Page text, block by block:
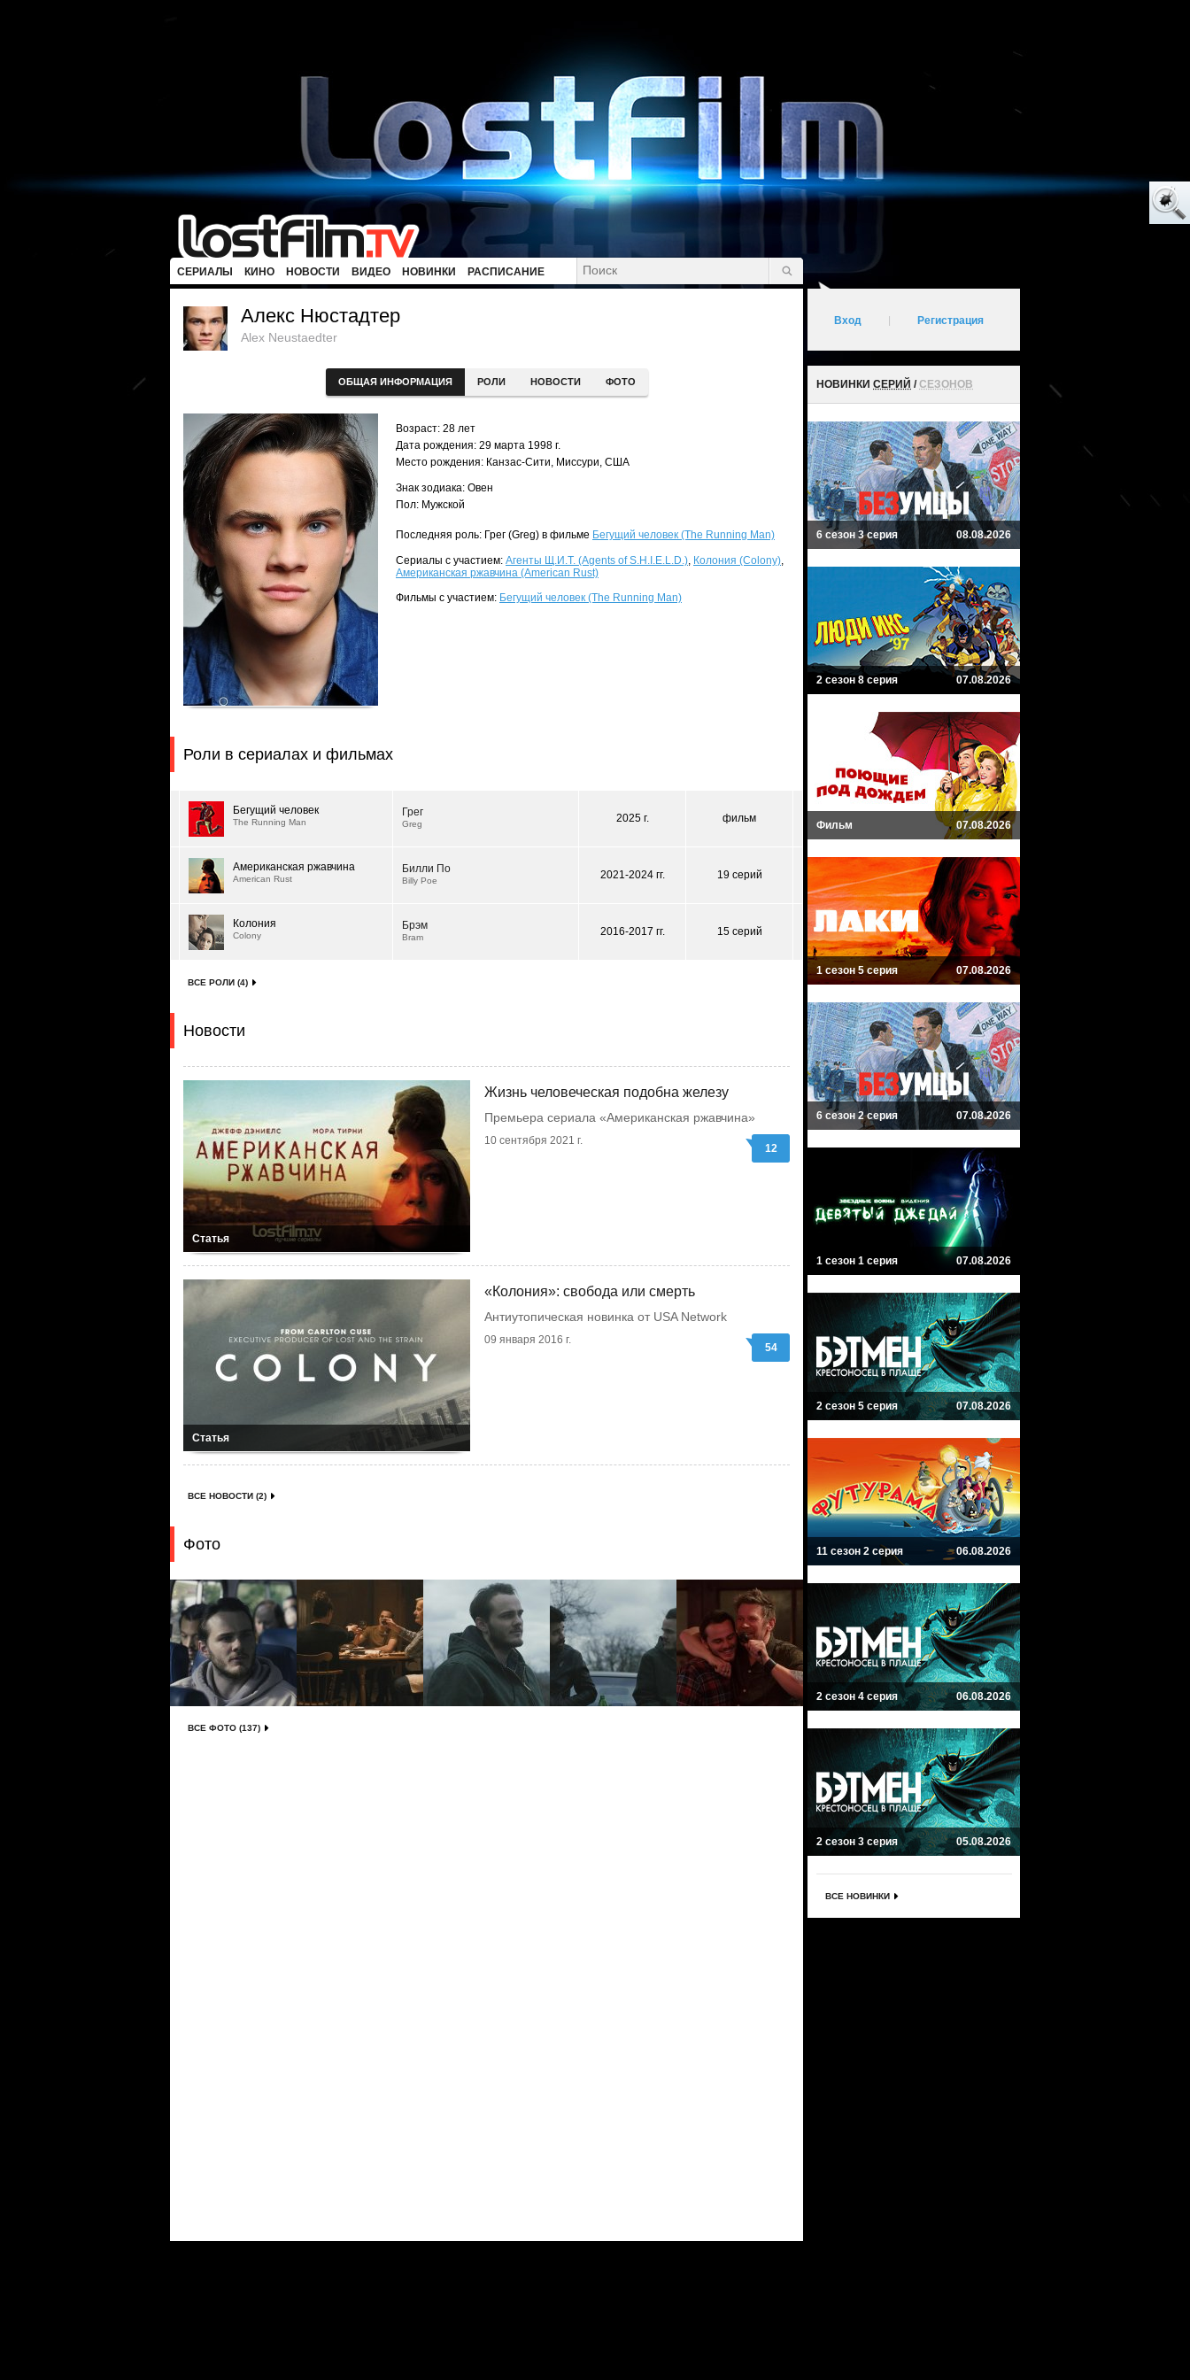
СЕРИАЛЫ КИНО НОВОСТИ ВИДЕО НОВИНКИ РАСПИСАНИЕ
Алекс Нюстадтер
Alex Neustaedter
ОБЩАЯ ИНФОРМАЦИЯ РОЛИ НОВОСТИ ФОТО
Возраст: 28 лет
Дата рождения: 29 марта 1998 г.
Место рождения: Канзас-Сити, Миссури, США
Знак зодиака: Овен
Пол: Мужской
Последняя роль: Грег (Greg) в фильме Бегущий человек (The Running Man)
Сериалы с участием: Агенты Щ.И.Т. (Agents of S.H.I.E.L.D.), Колония (Colony),
Американская ржавчина (American Rust)
Фильмы с участием: Бегущий человек (The Running Man)
Роли в сериалах и фильмах
Бегущий человек
The Running Man
Грег
Greg 2025 г. фильм
Американская ржавчина
American Rust
Билли По
Billy Poe 2021-2024 гг. 19 серий
Колония
Colony
Брэм
Bram 2016-2017 гг. 15 серий
ВСЕ РОЛИ (4)
Новости
Статья
Жизнь человеческая подобна железу
Премьера сериала «Американская ржавчина»
10 сентября 2021 г.
12
Статья
«Колония»: свобода или смерть
Антиутопическая новинка от USA Network
09 января 2016 г.
54
ВСЕ НОВОСТИ (2)
Фото
ВСЕ ФОТО (137)
Вход Регистрация
НОВИНКИ СЕРИЙ /СЕЗОНОВ
6 сезон 3 серия 08.08.2026
2 сезон 8 серия 07.08.2026
Фильм 07.08.2026
1 сезон 5 серия 07.08.2026
6 сезон 2 серия 07.08.2026
1 сезон 1 серия 07.08.2026
2 сезон 5 серия 07.08.2026
11 сезон 2 серия 06.08.2026
2 сезон 4 серия 06.08.2026
2 сезон 3 серия 05.08.2026
ВСЕ НОВИНКИ